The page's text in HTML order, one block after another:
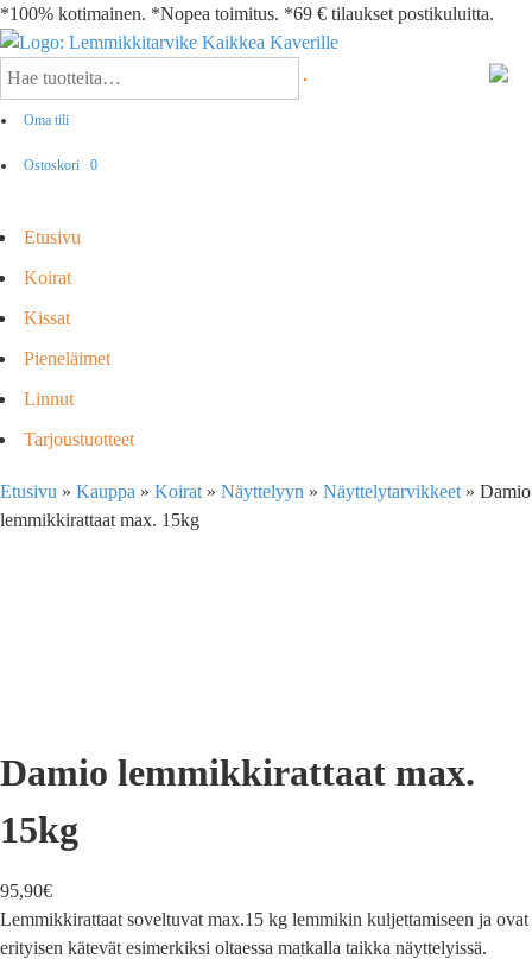
*100% kotimainen. *Nopea toimitus. *69 € tilaukset postikuluitta.
Oma tili
Ostoskori 0
Etusivu
Koirat
Kissat
Pieneläimet
Linnut
Tarjoustuotteet
Etusivu » Kauppa » Koirat » Näyttelyyn » Näyttelytarvikkeet » Damio
lemmikkirattaat max. 15kg
Damio lemmikkirattaat max.
15kg
95,90€
Lemmikkirattaat soveltuvat max.15 kg lemmikin kuljettamiseen ja ovat
erityisen kätevät esimerkiksi oltaessa matkalla taikka näyttelyissä.